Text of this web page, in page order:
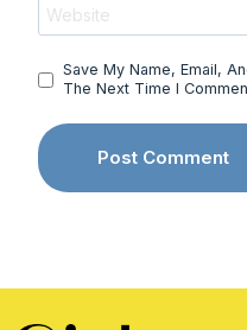
Website
Save My Name, Email,
The Next Time I